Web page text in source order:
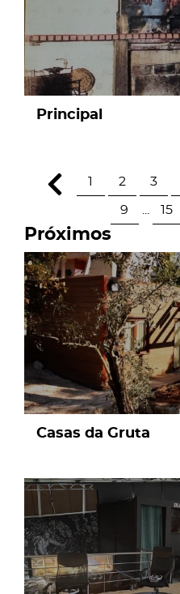
Principal
1 2 3
9 15
Próximos
page
Casas da Gruta
page